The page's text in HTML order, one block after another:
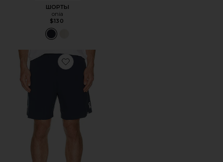
ШОРТЫ
onia
$130
Favorite ШОРТЫ CORE